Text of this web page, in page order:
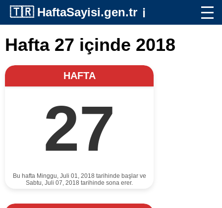
🇹🇷 HaftaSayisi.gen.tr ℹ️
Hafta 27 içinde 2018
HAFTA
27
Bu hafta Minggu, Juli 01, 2018 tarihinde başlar ve
Sabtu, Juli 07, 2018 tarihinde sona erer.